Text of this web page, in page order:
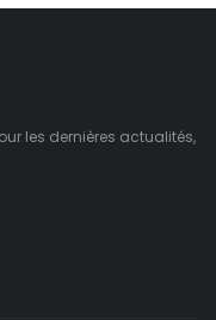
les dernières actualités,